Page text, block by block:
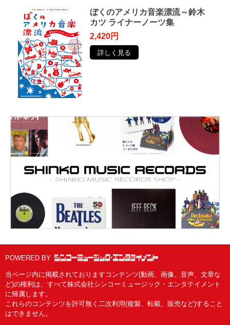
ぼくのアメリカ音楽漂流～鈴木
カツ ライナーノーツ集
2,420円
詳しく見る
POWERED BY
当ページ内に掲載されておりますコンテンツ(動画、画像、音声、文章な
ど)の権利は、すべて株式会社シンコーミュージック・エンタテイメント
に帰属します。
これらのコンテンツを許可無く二次利用(複製、転載、販売など)すること
はできません。